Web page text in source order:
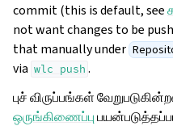
commit (this is default, see
not want changes to be
that manually under
via wlc push .
புச் விருப்பங்கள்
ஒருங்கிணைப்பு